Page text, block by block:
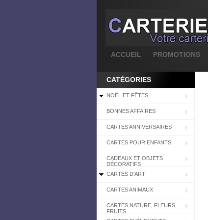
ACCUEIL PROMOTIONS
CATÉGORIES
NOËL ET FÊTES
BONNES AFFAIRES
CARTES ANNIVERSAIRES
CARTES POUR ENFANTS
CADEAUX ET OBJETS
DÉCORATIFS
CARTES D'ART
CARTES ANIMAUX
CARTES NATURE, FLEURS,
FRUITS